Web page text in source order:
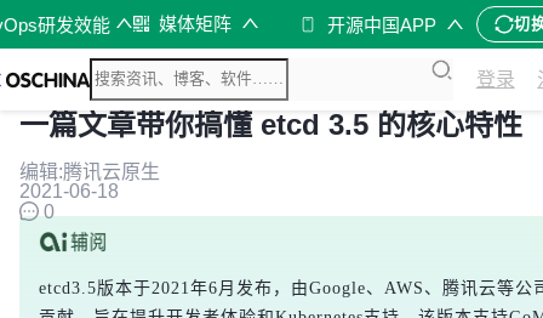
研发效能 媒体矩阵 开源中国APP 切
登录
一篇文章带你搞懂 etcd 3.5 的核心特性
编辑:腾讯云原生
2021-06-18
0
etcd3.5版本于2021年6月发布，由Google、AWS、腾讯云等公